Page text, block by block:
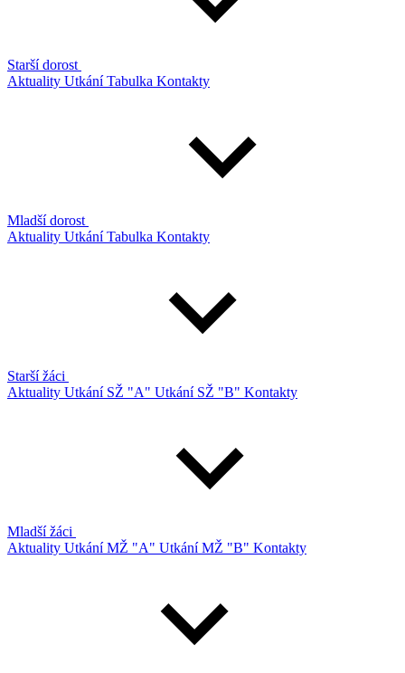
Starší dorost
Aktuality UtkáníTabulka Kontakty
Mladší dorost
Aktuality UtkáníTabulka Kontakty
Starší žáci
Aktuality Utkání SŽ "A" Utkání SŽ "B" Kontakty
Mladší žáci
Aktuality Utkání MŽ "A" Utkání MŽ "B" Kontakty